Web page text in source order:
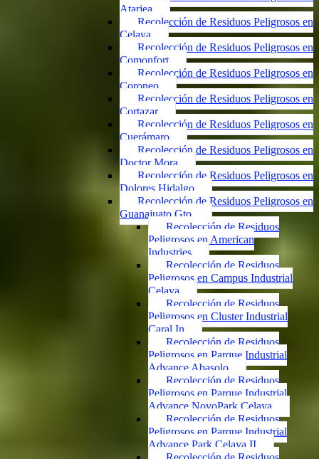
Atarjea
Recolección de Residuos Peligrosos en
Celaya
Recolección de Residuos Peligrosos en
Comonfort
Recolección de Residuos Peligrosos en
Coroneo
Recolección de Residuos Peligrosos en
Cortazar
Recolección de Residuos Peligrosos en
Cuerámaro
Recolección de Residuos Peligrosos en
Doctor Mora
Recolección de Residuos Peligrosos en
Dolores Hidalgo
Recolección de Residuos Peligrosos en
Guanajuato Gto.
Recolección de Residuos
Peligrosos en American
Industries
Recolección de Residuos
Peligrosos en Campus Industrial
Celaya
Recolección de Residuos
Peligrosos en Cluster Industrial
Caral In
Recolección de Residuos
Peligrosos en Parque Industrial
Advance Abasolo
Recolección de Residuos
Peligrosos en Parque Industrial
Advance NovoPark Celaya
Recolección de Residuos
Peligrosos en Parque Industrial
Advance Park Celaya II